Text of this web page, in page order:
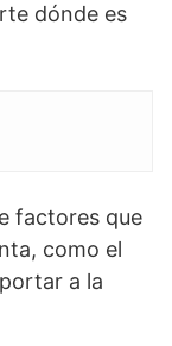
dónde es
factores que
como el
a la